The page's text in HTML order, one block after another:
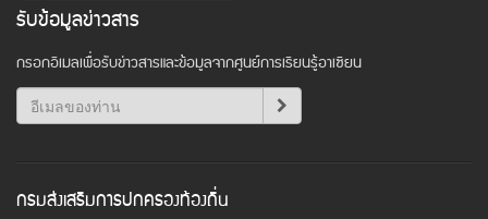
รับข้อมูลข่าวสาร
กรอกอีเมลเพื่อรับข่าวสารและข้อมูลจากศูนย์การเรียนรู้อาเซียน
กรมส่งเสริมการปกครองท้องถิ่น